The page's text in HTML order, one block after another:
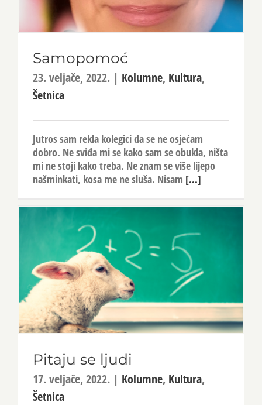
Samopomoć
23. veljače, 2022. | Kolumne, Kultura,
Šetnica
Jutros sam rekla kolegici da se ne osjećam
dobro. Ne sviđa mi se kako sam se obukla, ništa
mi ne stoji kako treba. Ne znam se više lijepo
našminkati, kosa me ne sluša. Nisam [...]
Pitaju se ljudi
17. veljače, 2022. | Kolumne, Kultura,
Šetnica